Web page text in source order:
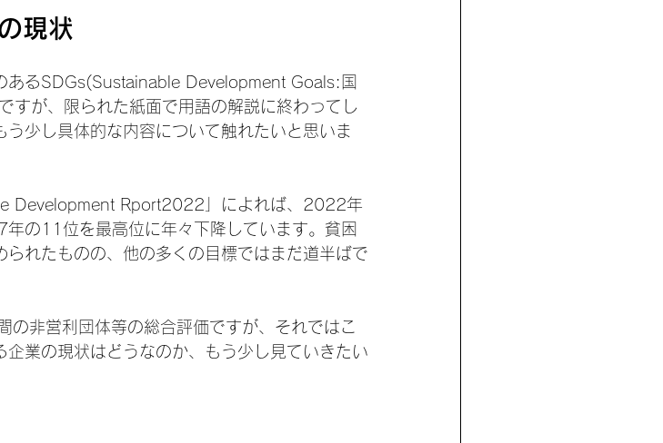
現状
るSDGs(Sustainable Development Goals:国
すが、限られた紙面で用語の解説に終わってし
少し具体的な内容について触れたいと思いま
Development Rport2022」によれば、2022年
の11位を最高位に年々下降しています。貧困
れたものの、他の多くの目標ではまだ道半ばで
非営利団体等の総合評価ですが、それではこ
業の現状はどうなのか、もう少し見ていきたい